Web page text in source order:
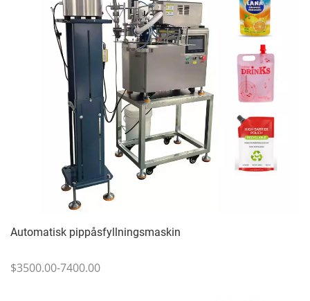
Automatisk pippåsfyllningsmaskin
$3500.00-7400.00